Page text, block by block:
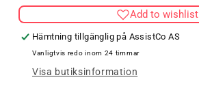
PUMP
Add to wishlist
Hämtning tillgänglig på AssistCo AS
Vanligtvis redo inom 24 timmar
Visa butiksinformation